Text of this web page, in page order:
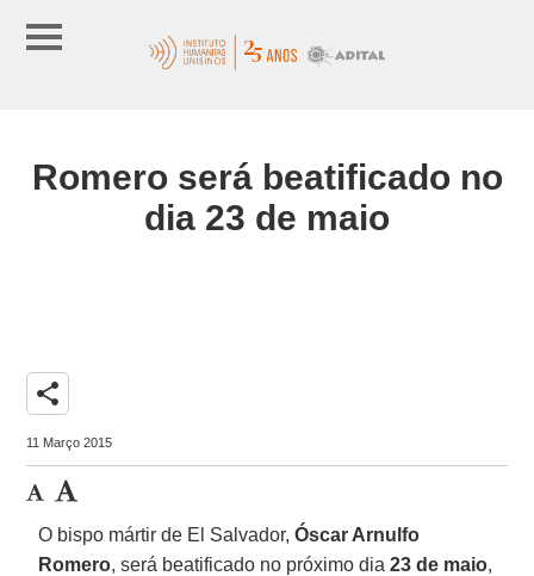
Romero será beatificado no
dia 23 de maio
share
11 Março 2015
O bispo mártir de El Salvador,Óscar Arnulfo
Romero, será beatificado no próximo dia23 de maio,